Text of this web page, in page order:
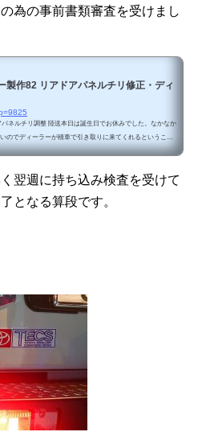
為の事前書類審査を受けまし
製作82 リアドアパネルチリ修正・ディ
のでディーラーが積車で引き取りに来てくれるということ
して陸送してきました。リアドアパネルチリ調整お出かけ
らずにクリアランスが無くなっていました。タッチアップ
日に近所の日...
翌週に持ち込み検査を受けて
となる算段です。